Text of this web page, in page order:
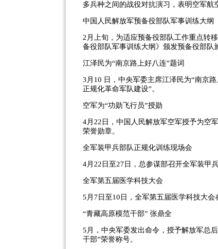
多兵种之间的战役对抗演习，表明空军
中国人民解放军预备役部队军事训练大纲
2月上旬，为适应预备役部队工作重点转
备役部队军事训练大纲》颁发预备役部队
江泽民为“南京路上好八连”题词
3月10 日，中央军委主席江泽民为“南京
正规化革命军队建设”。
空军为“功勋飞行员”授勋
4月22日，中国人民解放军空军授予为空
荣誉勋章。
全军装甲兵部队正规化训练现场会
4月22日至27日，总参谋部召开全军装甲
全军第五届医学科技大会
5月7日至10日，全军第五届医学科技大会
“青藏高原模范干部” 张鼎全
5月，中央军委发出命令，授予解放军总
干部”荣誉称号。